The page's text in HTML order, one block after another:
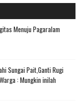
Menuju Pagaralam
Sungai Pait,Ganti Rugi
: Mungkin inilah